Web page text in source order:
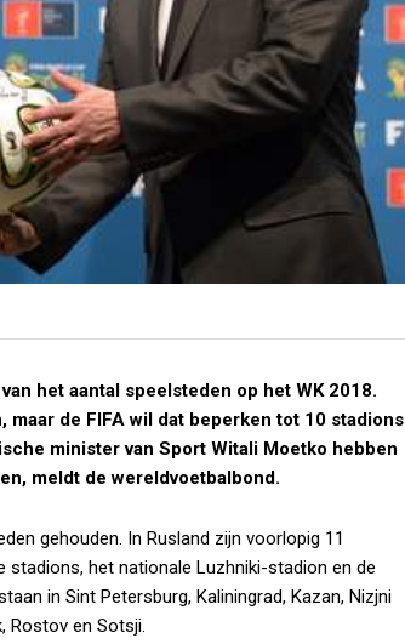
het aantal speelsteden op het WK 2018.
de FIFA wil dat beperken tot 10 stadions
minister van Sport Witali Moetko hebben
meldt de wereldvoetbalbond.
gehouden. In Rusland zijn voorlopig 11
het nationale Luzhniki-stadion en de
in Sint Petersburg, Kaliningrad, Kazan, Nizjni
Rostov en Sotsji.